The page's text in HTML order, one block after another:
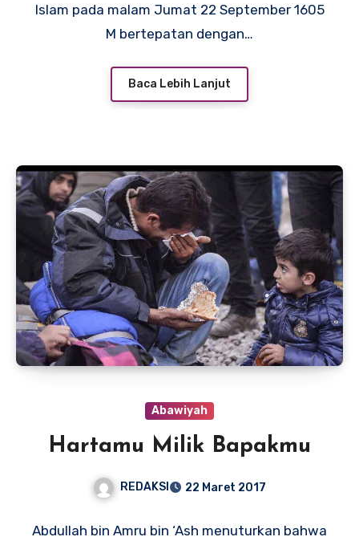
Islam pada malam Jumat 22 September 1605
M bertepatan dengan…
Baca Lebih Lanjut
Abawiyah
Hartamu Milik Bapakmu
REDAKSI 22 Maret 2017
Abdullah bin Amru bin ‘Ash menuturkan bahwa